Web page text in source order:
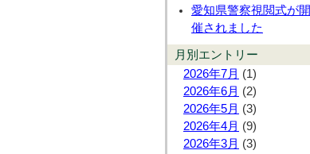
愛知県警察視閲式が開
催されました
月別エントリー
2026年7月 (1)
2026年6月 (2)
2026年5月 (3)
2026年4月 (9)
2026年3月 (3)